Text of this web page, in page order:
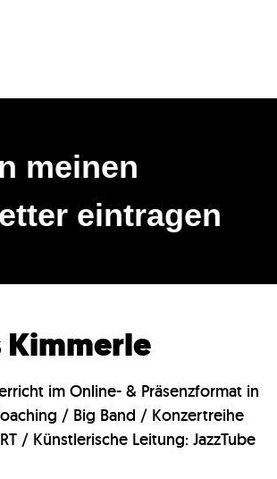
meinen
eintragen
Kimmerle
im Online- & Präsenzformat in
/ Big Band / Konzertreihe
/ Künstlerische Leitung: JazzTube